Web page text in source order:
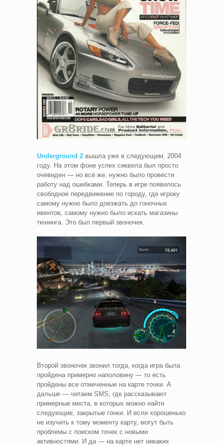
Underground 2 вышла уже в следующем, 2004
году. На этом фоне успех сиквела был просто
очевиден — но всё же, нужно было провести
работу над ошибками. Теперь в игре появилось
свободное передвижение по городу, где игроку
самому нужно было доезжать до гоночных
ивентов, самому нужно было искать магазины
тюнинга. Это был первый звоночек.
Второй звоночек звонил тогда, когда игра была
пройдена примерно наполовину — то есть
пройдены все отмеченные на карте точки. А
дальше — читаем SMS, где рассказывают
примерные места, в которых можно найти
следующие, закрытые гонки. И если хорошенько
не изучить к тому моменту карту, могут быть
проблемы с поиском точек с новыми
активностями. И да — на карте нет никаких